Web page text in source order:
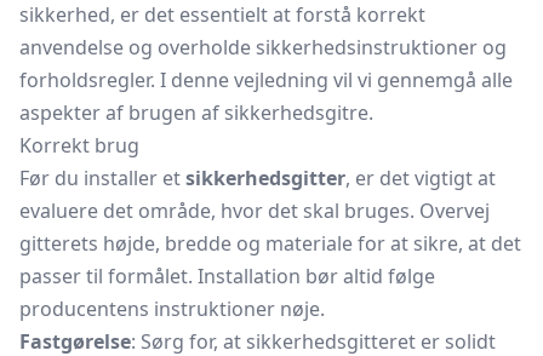
sikkerhed, er det essentielt at forstå korrekt
anvendelse og overholde sikkerhedsinstruktioner og
forholdsregler. I denne vejledning vil vi gennemgå alle
aspekter af brugen af sikkerhedsgitre.
Korrekt brug
Før du installer etsikkerhedsgitter, er det vigtigt at
evaluere det område, hvor det skal bruges. Overvej
gitterets højde, bredde og materiale for at sikre, at det
passer til formålet. Installation bør altid følge
producentens instruktioner nøje.
Fastgørelse: Sørg for, at sikkerhedsgitteret er solidt